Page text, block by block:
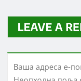
LEAVE A
Ваша адреса е-